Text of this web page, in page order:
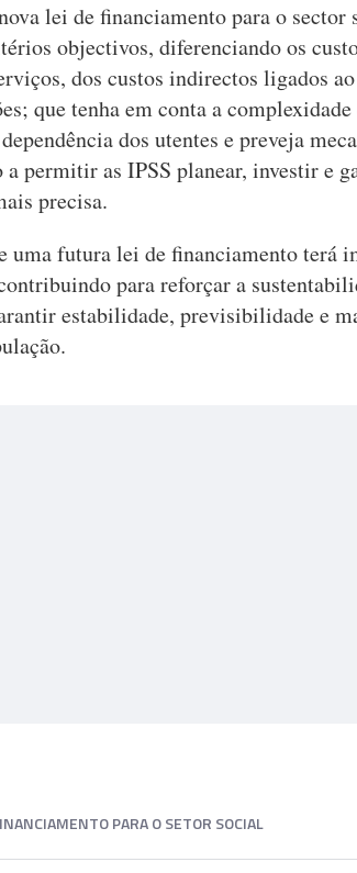
lei de financiamento para o
objectivos, diferenciando os
dos custos indirectos ligados ao
que tenha em conta a complexidade
dos utentes e preveja
a permitir as IPSS planear, investir e
precisa.
uma futura lei de financiamento terá
para reforçar a
estabilidade, previsibilidade e
PARA O SETOR SOCIAL